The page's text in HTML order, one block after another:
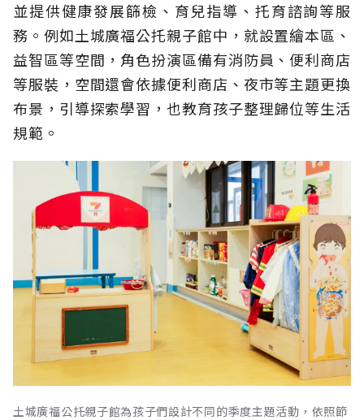
並提供健康發展篩檢、育兒指導、托育諮詢等服
務。例如土城廣福公托親子館中，就設置繪本區、
益智區等空間，角色扮演區備有消防員、便利商店
等服裝，空間還會依據便利商店、夜市等主題更換
布景，引導探索學習，也教育孩子整理歸位等生活
規範。
土城廣福公托親子館為孩子們設計不同的季度主題活動，依照節